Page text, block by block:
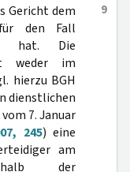
9
Gericht dem
den Fall
hat. Die
weder im
hierzu BGH
dienstlichen
7. Januar
245) eine
am
der